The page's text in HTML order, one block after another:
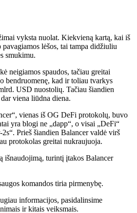
vyksta nuolat. Kiekvieną kartą, kai iš
lėšos, tai tampa didžiuliu
smukimu.
neigiamos spaudos, tačiau greitai
bendruomenę, kad ir toliau tvarkys
USD nuostolių. Tačiau šiandien
viena liūdna diena.
vienas iš OG DeFi protokolų, buvo
yra blogi ne „dapp“, o visai „DeFi“
Prieš šiandien Balancervaldė virš
protokolas greitai nukraujuoja.
išnaudojimą, turintį įtakos Balancer
komandos tiria pirmenybę.
informacijos, pasidalinsime
ir kitais veiksmais.